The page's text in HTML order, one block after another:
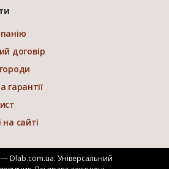
договір
гарантії
сайті
Dlab.com.ua. Універсальний